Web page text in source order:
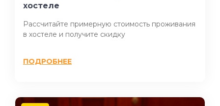
хостеле
Рассчитайте примерную стоимость проживания
в хостеле и получите скидку
ПОДРОБНЕЕ